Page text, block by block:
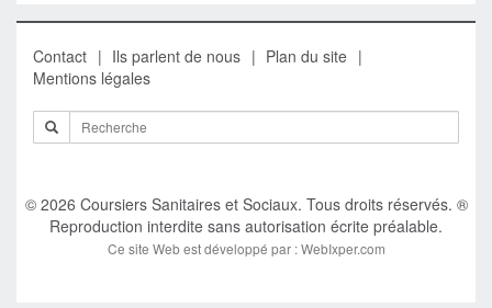
Contact Ils parlent de nous
Plan du site
Mentions légales
© 2026 Coursiers Sanitaires et Sociaux. Tous droits réservés. ®
Reproduction interdite sans autorisation écrite préalable.
Ce site Web est développé par : WebIxper.com